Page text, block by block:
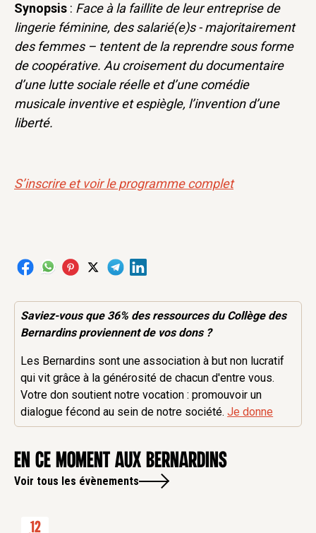
Synopsis : Face à la faillite de leur entreprise de
lingerie féminine, des salarié(e)s - majoritairement
des femmes – tentent de la reprendre sous forme
de coopérative. Au croisement du documentaire
d’une lutte sociale réelle et d’une comédie
musicale inventive et espiègle, l’invention d’une
liberté.
S’inscrire et voir le programme complet
Saviez-vous que 36% desressourcesdu Collège des
Bernardins proviennent de vos dons ?
Les Bernardins sont une association à but non lucratif
qui vit grâce à la générosité de chacun d'entre vous.
Votre don soutient notre vocation : promouvoir un
dialogue fécond au sein de notre société.Je donne
en ce moment aux Bernardins
Voir tous les évènements
12